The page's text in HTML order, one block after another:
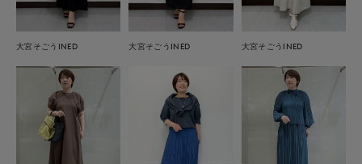
大宮そごうINED 大宮そごうINED 大宮そごうINED